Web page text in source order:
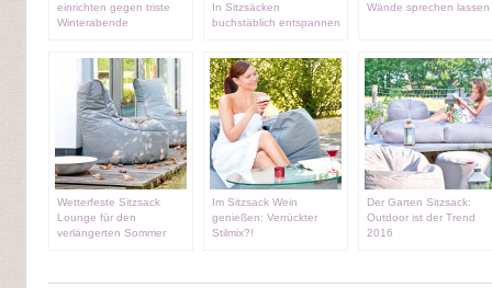
einrichten gegen triste
Winterabende
In Sitzsäcken
buchstäblich entspannen
Wände sprechen lassen
Wetterfeste Sitzsack
Lounge für den
verlängerten Sommer
Im Sitzsack Wein
genießen: Verrückter
Stilmix?!
Der Garten Sitzsack:
Outdoor ist der Trend
2016